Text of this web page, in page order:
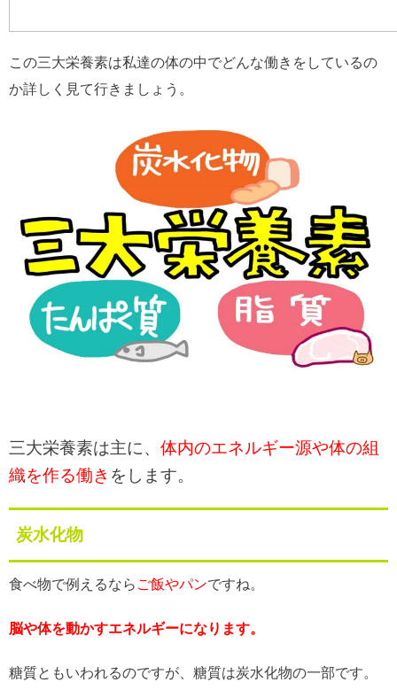
この三大栄養素は私達の体の中でどんな働きをしているの
か詳しく見て行きましょう。
三大栄養素は主に、 体内のエネルギー源や体の組
織を作る働き をします。
炭水化物
食べ物で例えるなら ご飯やパンですね。
脳や体を動かすエネルギーになります。
糖質ともいわれるのですが、糖質は炭水化物の一部です。